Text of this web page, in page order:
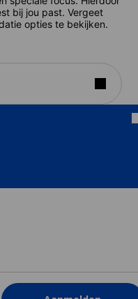
bij jou past. Vergeet
opties te bekijken.
cursus
groep,